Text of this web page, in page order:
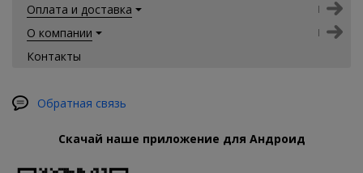
Оплата и доставка
О компании
Контакты
Обратная связь
Скачай наше приложение для Андроид